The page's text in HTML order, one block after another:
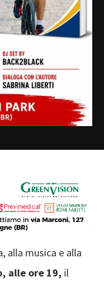
alla musica e alla
alle ore 19, il